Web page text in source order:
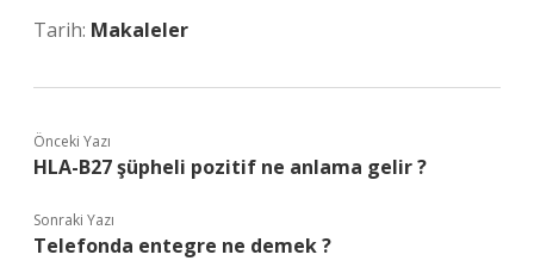
Tarih: Makaleler
Önceki Yazı
HLA-B27 şüpheli pozitif ne anlama gelir ?
Sonraki Yazı
Telefonda entegre ne demek ?